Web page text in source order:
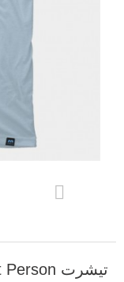
تیشرت Cat Person